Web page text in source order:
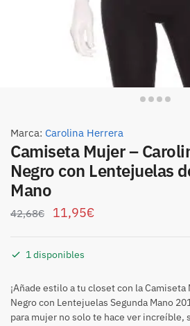
Marca: Carolina Herrera
Camiseta Mujer –
Negro con Lentejuelas
Mano
42,68€ 11,95€
1 disponibles
¡Añade estilo a tu closet con la
Negro con Lentejuelas Segunda Mano
para mujer no solo te hace ver increíble,